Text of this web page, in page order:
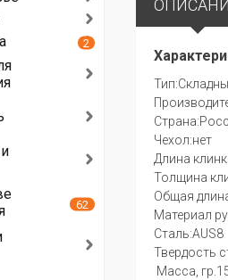
Чехол:нет
Длина
Толщина
Общая
Материал
Сталь:AUS8
Твердость
Масса,
2
62